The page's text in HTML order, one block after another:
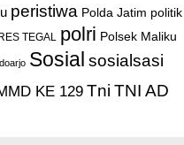
peristiwa Polda Jatim politik
TEGAL polri Polsek Maliku
Sosial sosialsasi
KE 129 Tni TNI AD